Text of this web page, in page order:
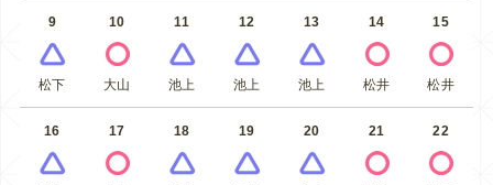
9
松下
10
大山
11
池上
12
池上
13
池上
14
松井
15
松井
16 17 18 19 20 21 22